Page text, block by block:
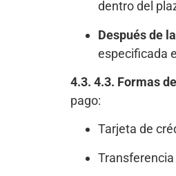
dentro del
Después de
especificada
4.3. 4.3. Formas
pago:
Tarjeta de